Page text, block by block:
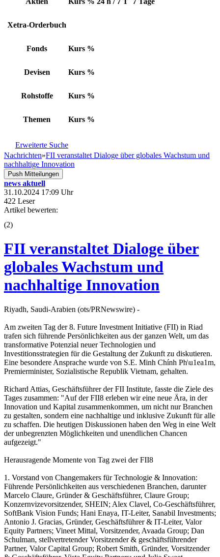
Xetra-Orderbuch
Fonds Kurs %
Devisen Kurs %
Rohstoffe Kurs %
Themen Kurs %
Erweiterte Suche
Nachrichten»FII veranstaltet Dialoge über globales Wachstum und
nachhaltige Innovation
Push Mitteilungen
news aktuell
31.10.2024 17:09 Uhr
422 Leser
Artikel bewerten:
(2)
FII veranstaltet Dialoge über
globales Wachstum und
nachhaltige Innovation
Riyadh, Saudi-Arabien (ots/PRNewswire) -
Am zweiten Tag der 8. Future Investment Initiative (FII) in Riad
trafen sich führende Persönlichkeiten aus der ganzen Welt, um das
transformative Potenzial neuer Technologien und
Investitionsstrategien für die Gestaltung der Zukunft zu diskutieren.
Eine besondere Ansprache wurde von S.E. Minh Chính Ph\u1ea1m,
Premierminister, Sozialistische Republik Vietnam, gehalten.
Richard Attias, Geschäftsführer der FII Institute, fasste die Ziele des
Tages zusammen: "Auf der FII8 erleben wir eine neue Ära, in der
Innovation und Kapital zusammenkommen, um nicht nur Branchen
zu gestalten, sondern eine nachhaltige und inklusive Zukunft für alle
zu schaffen. Die heutigen Diskussionen haben den Weg in eine Welt
der unbegrenzten Möglichkeiten und unendlichen Chancen
aufgezeigt."
Herausragende Momente von Tag zwei der FII8
1. Vorstand von Changemakers für Technologie & Innovation:
Führende Persönlichkeiten aus verschiedenen Branchen, darunter
Marcelo Claure, Gründer & Geschäftsführer, Claure Group;
Konzernvizevorsitzender, SHEIN; Alex Clavel, Co-Geschäftsführer,
SoftBank Vision Funds; Hani Enaya, IT-Leiter, Sanabil Investments;
Antonio J. Gracias, Gründer, Geschäftsführer & IT-Leiter, Valor
Equity Partners; Vineet Mittal, Vorsitzender, Avaada Group; Dan
Schulman, stellvertretender Vorsitzender & geschäftsführender
Partner, Valor Capital Group; Robert Smith, Gründer, Vorsitzender